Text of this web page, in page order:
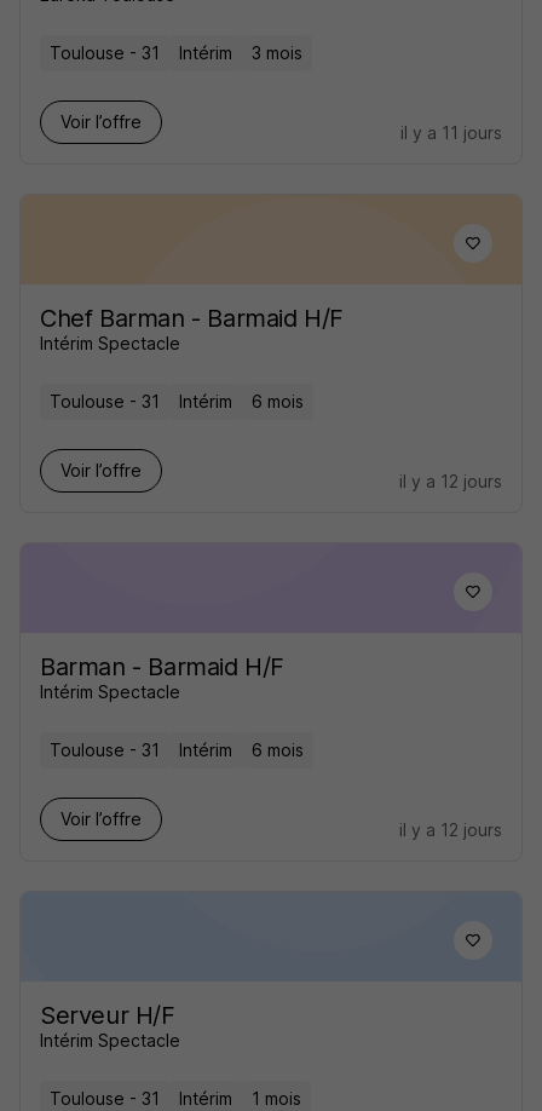
Toulouse - 31 Intérim 3 mois
Voir l’offre
il y a 11 jours
Chef Barman - Barmaid H/F
Intérim Spectacle
Toulouse - 31 Intérim 6 mois
Voir l’offre
il y a 12 jours
Barman - Barmaid H/F
Intérim Spectacle
Toulouse - 31 Intérim 6 mois
Voir l’offre
il y a 12 jours
Serveur H/F
Intérim Spectacle
Toulouse - 31 Intérim 1 mois